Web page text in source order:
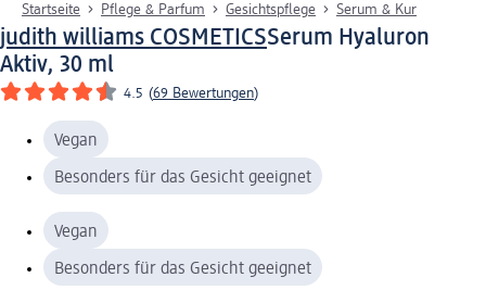
Startseite Pflege & Parfum Gesichtspflege Serum & Kur
judith williams COSMETICSSerum Hyaluron
Aktiv, 30 ml
4.5 (69 Bewertungen)
Vegan
Besonders für das Gesicht geeignet
Vegan
Besonders für das Gesicht geeignet